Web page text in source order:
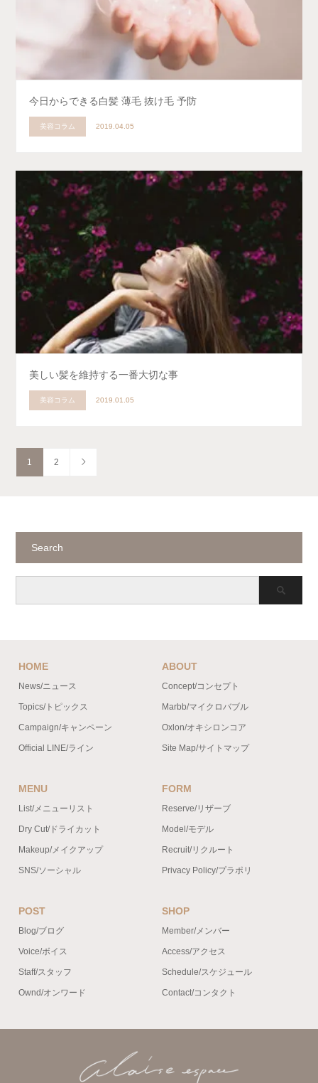
今日からできる白髪 薄毛 抜け毛 予防
美容コラム 2019.04.05
美しい髪を維持する一番大切な事
美容コラム 2019.01.05
1 2
Search
HOME
News/ニュース
Topics/トピックス
Campaign/キャンペーン
Official LINE/ライン
ABOUT
Concept/コンセプト
Marbb/マイクロバブル
Oxlon/オキシロンコア
Site Map/サイトマップ
MENU
List/メニューリスト
Dry Cut/ドライカット
Makeup/メイクアップ
SNS/ソーシャル
FORM
Reserve/リザーブ
Model/モデル
Recruit/リクルート
Privacy Policy/プラポリ
POST
Blog/ブログ
Voice/ボイス
Staff/スタッフ
Ownd/オンワード
SHOP
Member/メンバー
Access/アクセス
Schedule/スケジュール
Contact/コンタクト